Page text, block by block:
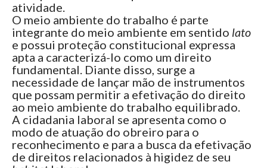
atividade.
O meio ambiente do trabalho é parte
integrante do meio ambiente em sentido lato
e possui proteção constitucional expressa
apta a caracterizá-lo como um direito
fundamental. Diante disso, surge a
necessidade de lançar mão de instrumentos
que possam permitir a efetivação do direito
ao meio ambiente do trabalho equilibrado.
A cidadania laboral se apresenta como o
modo de atuação do obreiro para o
reconhecimento e para a busca da efetivação
de direitos relacionados à higidez de seu